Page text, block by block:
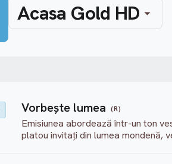
Acasa Gold HD
Vorbeşte lumea (R)
Emisiunea abordează într-un ton
platou invitați din lumea mondenă,